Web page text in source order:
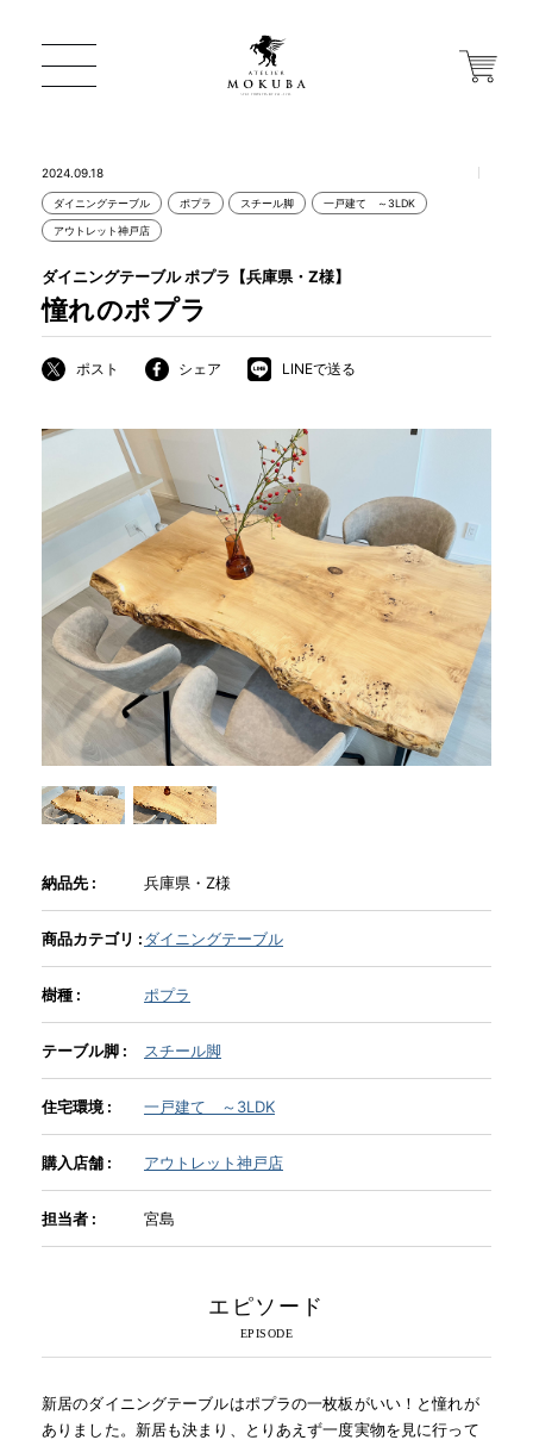
MOKUBA について
商品情報
直営店
イベント
WEBカタログ
全商品一覧
新入荷情報
納品事例
INFORMATION
MOKUBA CHANNEL
よくあるご質問
2024.09.18
ダイニングテーブル ポプラ スチール脚 一戸建て ～3LDK
アウトレット神戸店
憧れのポプラ
ダイニングテーブル ポプラ【兵庫県・Z様】
ポスト シェア LINEで送る
納品先 : 兵庫県・Z様
商品カテゴリ :ダイニングテーブル
樹種 : ポプラ
テーブル脚 : スチール脚
住宅環境 : 一戸建て ～3LDK
購入店舗 : アウトレット神戸店
担当者 : 宮島
エピソード
新居のダイニングテーブルはポプラの一枚板がいい！と憧れが
ありました。新居も決まり、とりあえず一度実物を見に行って